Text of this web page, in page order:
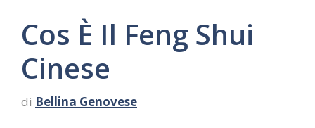
Cos È Il Feng Shui
Cinese
di Bellina Genovese